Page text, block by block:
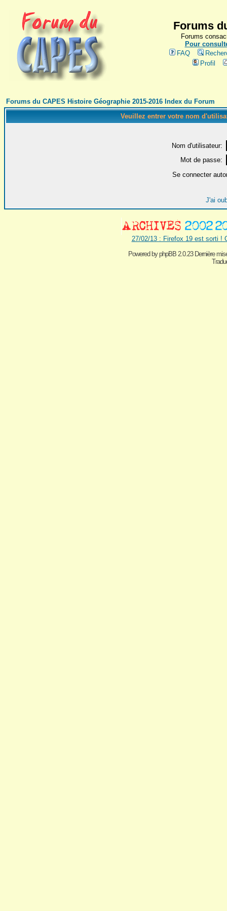
Forums
Forums
Pour
FAQ
Profil
Forums du CAPES Histoire Géographie 2015-2016 Index du Forum
Veuillez entrer votre nom
Nom d'utilisateur:
Mot de passe:
Se connecter
J'ai
27/02/13 : Firefox 19 est sorti !
Powered byphpBB 2.0.23 Dernière